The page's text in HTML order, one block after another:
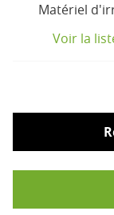
Matériel
Voir la